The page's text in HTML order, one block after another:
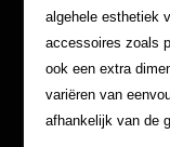
algehele esthetiek
accessoires zoals
ook een extra
variëren van
afhankelijk van de